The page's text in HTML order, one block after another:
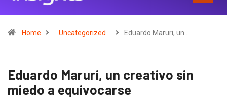
Home Uncategorized Eduardo Maruri, un…
Eduardo Maruri, un creativo sin
miedo a equivocarse